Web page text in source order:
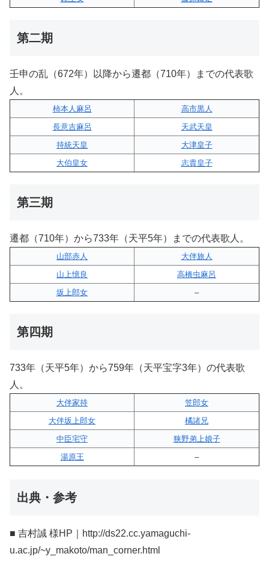
第二期
壬申の乱（672年）以降から遷都（710年）までの代表歌
人。
柿本人麻呂
高市黒人
長意吉麻呂
天武天皇
持統天皇
大津皇子
大伯皇女
志貴皇子
第三期
遷都（710年）から733年（天平5年）までの代表歌人。
山部赤人
大伴旅人
山上憶良
高橋虫麻呂
坂上郎女
–
第四期
733年（天平5年）から759年（天平宝字3年）の代表歌
人。
大伴家持
笠郎女
大伴坂上郎女
橘諸兄
中臣宅守
狭野弟上娘子
湯原王
–
出典・参考
■ 吉村誠 様HP｜http://ds22.cc.yamaguchi-
u.ac.jp/~y_makoto/man_corner.html